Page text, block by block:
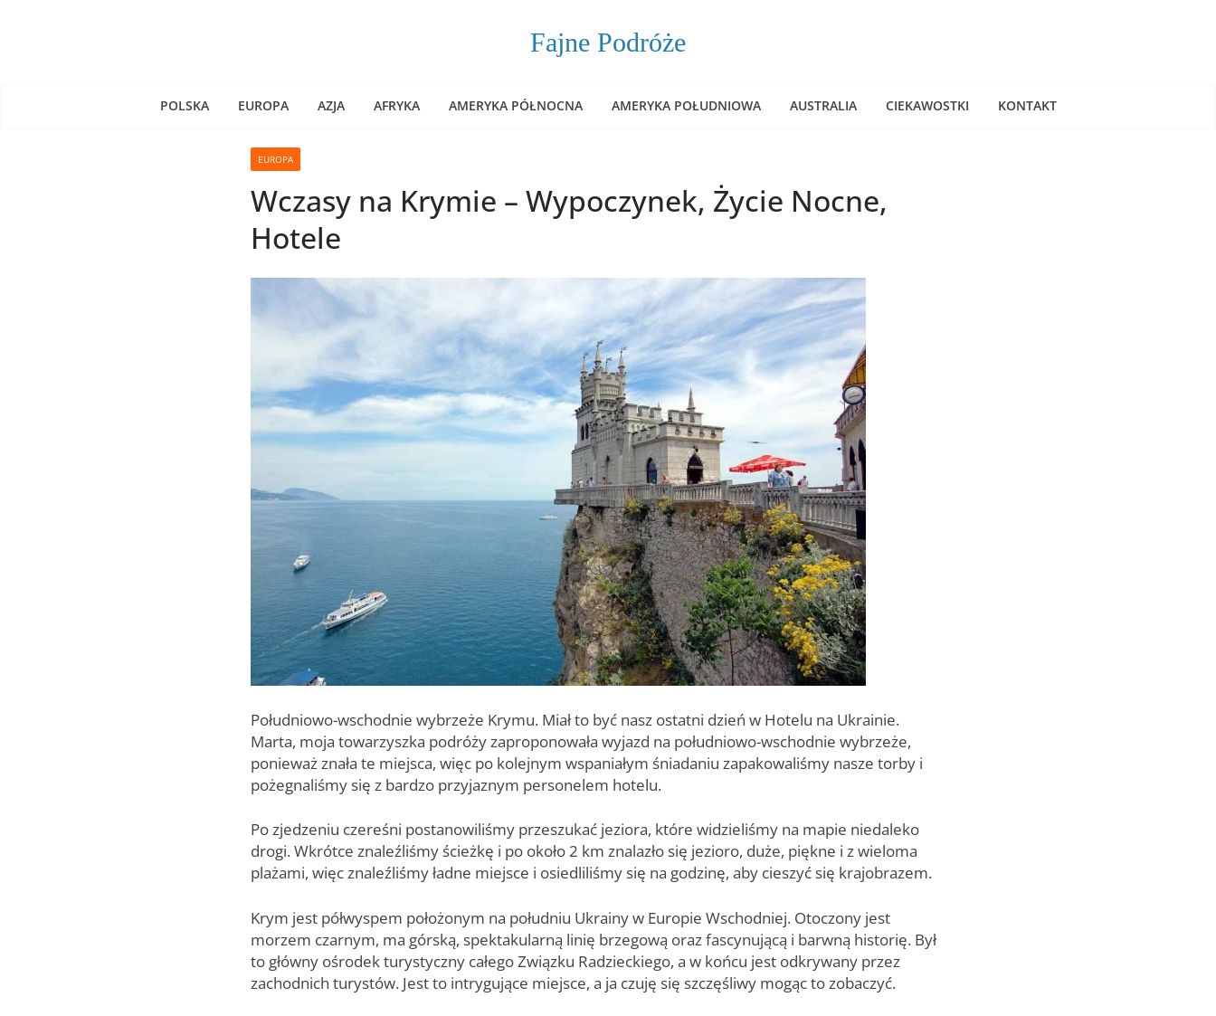
Fajne Podróże
POLSKA EUROPA AZJA AFRYKA AMERYKA PÓŁNOCNA AMERYKA POŁUDNIOWA AUSTRALIA CIEKAWOSTKI KONTAKT
EUROPA
Wczasy na Krymie – Wypoczynek, Życie Nocne,
Hotele
Południowo-wschodnie wybrzeże Krymu. Miał to być nasz ostatni dzień w Hotelu na Ukrainie.
Marta, moja towarzyszka podróży zaproponowała wyjazd na południowo-wschodnie wybrzeże,
ponieważ znała te miejsca, więc po kolejnym wspaniałym śniadaniu zapakowaliśmy nasze torby i
pożegnaliśmy się z bardzo przyjaznym personelem hotelu.
Po zjedzeniu czereśni postanowiliśmy przeszukać jeziora, które widzieliśmy na mapie niedaleko
drogi. Wkrótce znaleźliśmy ścieżkę i po około 2 km znalazło się jezioro, duże, piękne i z wieloma
plażami, więc znaleźliśmy ładne miejsce i osiedliliśmy się na godzinę, aby cieszyć się krajobrazem.
Krym jest półwyspem położonym na południu Ukrainy w Europie Wschodniej. Otoczony jest
morzem czarnym, ma górską, spektakularną linię brzegową oraz fascynującą i barwną historię. Był
to główny ośrodek turystyczny całego Związku Radzieckiego, a w końcu jest odkrywany przez
zachodnich turystów. Jest to intrygujące miejsce, a ja czuję się szczęśliwy mogąc to zobaczyć.